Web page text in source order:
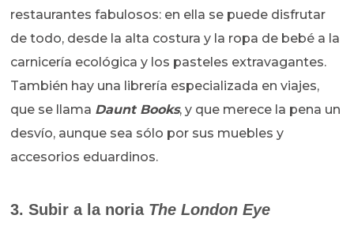
restaurantes fabulosos: en ella se puede disfrutar
de todo, desde la alta costura y la ropa de bebé a la
carnicería ecológica y los pasteles extravagantes.
También hay una librería especializada en viajes,
que se llama Daunt Books, y que merece la pena un
desvío, aunque sea sólo por sus muebles y
accesorios eduardinos.
3. Subir a la noria The London Eye